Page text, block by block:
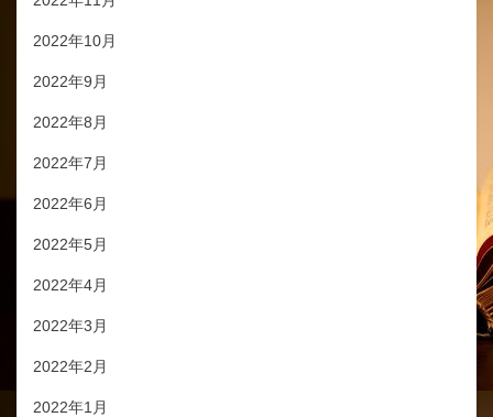
2022年10月
2022年9月
2022年8月
2022年7月
2022年6月
2022年5月
2022年4月
2022年3月
2022年2月
2022年1月